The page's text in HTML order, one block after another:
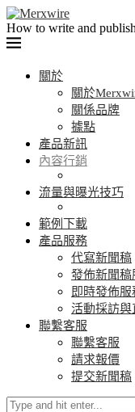
How to write and
關於
關於
關係品牌
據點
產品新訊
內容行銷
流量與曝光技巧
範例下載
產品服務
代寫新聞稿
發佈新聞稿
即時發佈服
活動採訪與
聯繫客服
聯繫客服
請求報價
提交新聞稿